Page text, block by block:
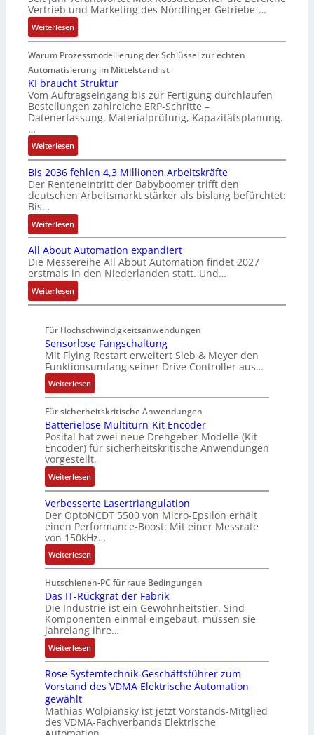
n
A
G
u
n
d
R
o
o
i
k
n
t
e
g
r
a
t
i
o
n
i
n
F
a
n
c
C
C
-
S
y
m
e
i
n
g
a
n
g
i
m
M
a
s
c
h
i
n
e
n
-
u
n
d
A
n
a
g
e
n
b
a
u
:
P
o
s
i
t
i
v
e
M
o
e
n
t
a
u
f
a
h
m
e
t
s
t
a
r
t
f
ü
r
m
u
l
t
i
v
a
r
i
a
b
l
e
S
e
u
e
r
u
n
g
Vertrieb und Marketing des Nördlinger Getriebe-…
Weiterlesen:
N
e
e
r
V
e
t
r
i
e
b
s
-
u
n
d
M
a
r
e
t
i
n
g
l
e
i
t
e
r
b
e
i
S
P
N
Warum Prozessmodellierung der Schlüssel zur echten
Automatisierung im Mittelstand ist
KI braucht Struktur
Vom Auftragseingang bis zur Fertigung durchlaufen
Bestellungen zahlreiche ERP-Schritte –
Datenerfassung, Materialprüfung, Kapazitätsplanung.
…
Weiterlesen:
K
I
b
r
a
u
c
h
t
S
t
r
k
t
u
r
Bis 2036 fehlen 4,3 Millionen Arbeitskräfte
Der Renteneintritt der Babyboomer trifft den
deutschen Arbeitsmarkt stärker als bislang befürchtet:
Bis…
Weiterlesen:
B
i
s
2
0
3
f
e
h
l
e
n
4
,
3
M
i
l
l
i
o
n
e
n
A
r
b
e
i
t
s
k
r
ä
f
t
e
All About Automation expandiert
Die Messereihe All About Automation findet 2027
erstmals in den Niederlanden statt. Und…
Weiterlesen:
A
l
A
b
o
u
t
A
u
o
m
a
t
i
o
n
e
x
p
a
n
d
i
e
r
t
Für Hochschwindigkeitsanwendungen
Sensorlose Fangschaltung
Mit Flying Restart erweitert Sieb & Meyer den
Funktionsumfang seiner Drive Controller aus…
Weiterlesen:
S
e
n
s
o
r
l
o
s
e
F
a
n
g
s
c
h
a
l
t
u
n
g
Für sicherheitskritische Anwendungen
Batterielose Multiturn-Kit Encoder
Posital hat zwei neue Drehgeber-Modelle (Kit
Encoder) für sicherheitskritische Anwendungen
vorgestellt.
Weiterlesen:
B
a
t
t
e
r
i
e
l
o
s
e
M
u
l
t
t
u
Verbesserte Lasertriangulation
Der OptoNCDT 5500 von Micro-Epsilon erhält
einen Performance-Boost: Mit einer Messrate
von 150kHz…
Weiterlesen:
V
e
r
b
e
s
s
e
r
t
L
a
Hutschienen-PC für raue Bedingungen
Das IT-Rückgrat der Fabrik
Die Industrie ist ein Gewohnheitstier. Sind
Komponenten einmal eingebaut, müssen sie
jahrelang ihre…
Weiterlesen:
D
a
s
T
-
Rose Systemtechnik-Geschäftsführer zum
Vorstand des VDMA Elektrische Automation
gewählt
Mathias Wolpiansky ist jetzt Vorstands-Mitglied
des VDMA-Fachverbands Elektrische